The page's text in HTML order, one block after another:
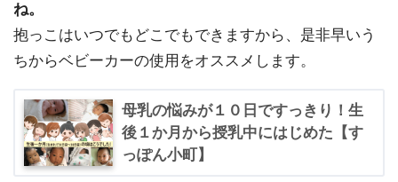
ね。
抱っこはいつでもどこでもできますから、是非早いう
ちからベビーカーの使用をオススメします。
母乳の悩みが１０日ですっきり！生
後１か月から授乳中にはじめた【す
っぽん小町】